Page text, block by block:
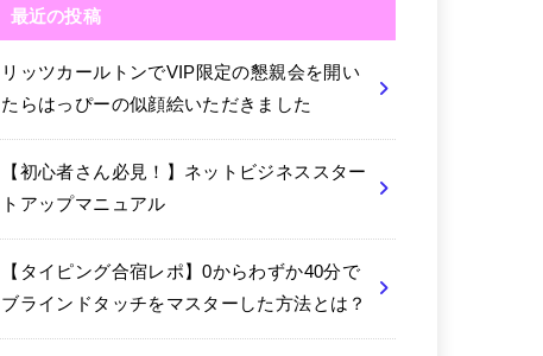
最近の投稿
リッツカールトンでVIP限定の懇親会を開い
たらはっぴーの似顔絵いただきました
【初心者さん必見！】ネットビジネススター
トアップマニュアル
【タイピング合宿レポ】0からわずか40分で
ブラインドタッチをマスターした方法とは？